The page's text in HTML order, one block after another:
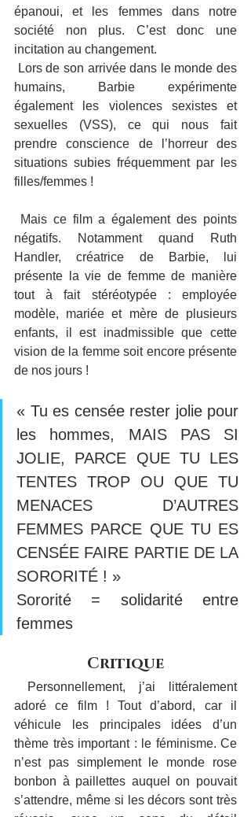
épanoui, et les femmes dans notre
société non plus. C’est donc une
incitation au changement.
humains, Barbie expérimente
également les violences sexistes et
sexuelles (VSS), ce qui nous fait
prendre conscience de l’horreur des
situations subies fréquemment par les
filles/femmes !
négatifs. Notamment quand Ruth
Handler, créatrice de Barbie, lui
présente la vie de femme de manière
tout à fait stéréotypée : employée
modèle, mariée et mère de plusieurs
enfants, il est inadmissible que cette
vision de la femme soit encore présente
de nos jours !
« Tu es censée rester jolie pour
les hommes, MAIS PAS SI
JOLIE, PARCE QUE TU LES
TENTES TROP OU QUE TU
MENACES D’AUTRES
FEMMES PARCE QUE TU ES
CENSÉE FAIRE PARTIE DE LA
SORORITÉ ! »
Sororité = solidarité entre
femmes
Critique
adoré ce film ! Tout d’abord, car il
véhicule les principales idées d’un
thème très important : le féminisme. Ce
n’est pas simplement le monde rose
bonbon à paillettes auquel on pouvait
s’attendre, même si les décors sont très